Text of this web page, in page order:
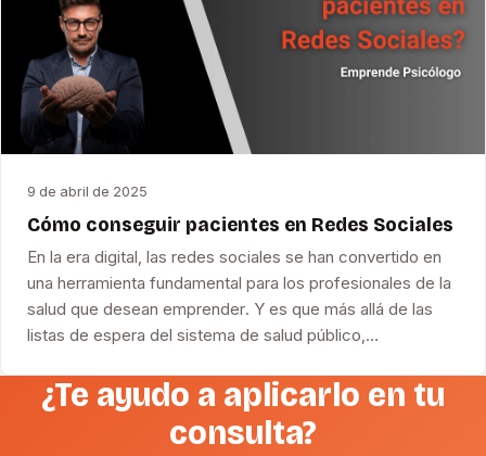
9 de abril de 2025
Cómo conseguir pacientes en Redes Sociales
En la era digital, las redes sociales se han convertido en
una herramienta fundamental para los profesionales de la
salud que desean emprender. Y es que más allá de las
listas de espera del sistema de salud público,…
¿Te ayudo a aplicarlo en tu
consulta?